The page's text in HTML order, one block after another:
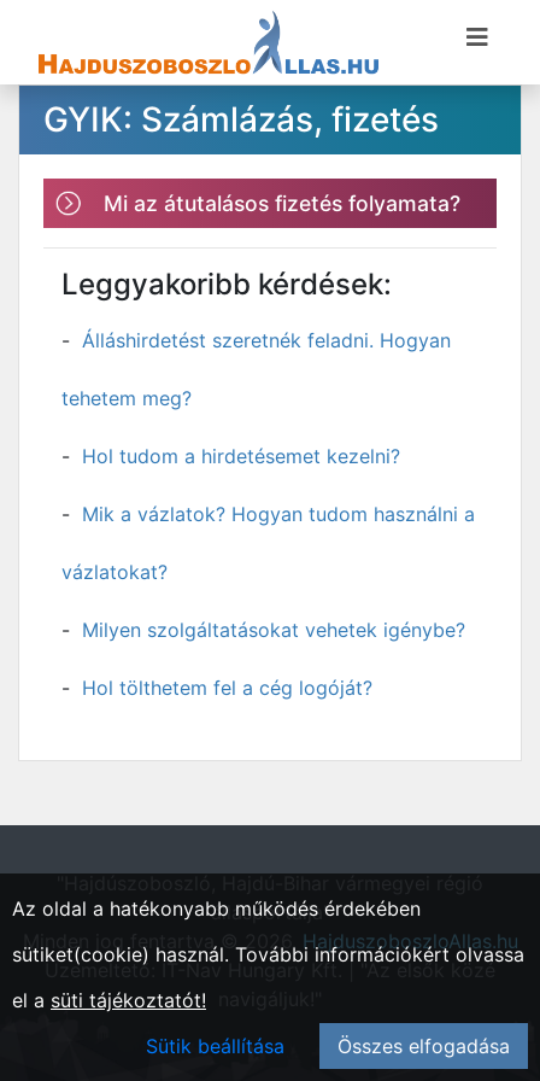
GYIK: Számlázás, fizetés
Mi az átutalásos fizetés folyamata?
Leggyakoribb kérdések:
Álláshirdetést szeretnék feladni. Hogyan
tehetem meg?
Hol tudom a hirdetésemet kezelni?
Mik a vázlatok? Hogyan tudom használni a
vázlatokat?
Milyen szolgáltatásokat vehetek igénybe?
Hol tölthetem fel a cég logóját?
állásportálja"
Minden jog fentartva © 2026. HajduszoboszloAllas.hu
Üzemeltető: IT-Nav Hungary Kft. | "Az elsők közé
Az oldal a hatékonyabb működés érdekében
sütiket(cookie) használ. További információkért olvassa
el a süti tájékoztatót!
Sütik beállítása
Összes elfogadása